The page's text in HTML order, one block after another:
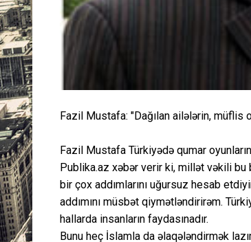
Fazil Mustafa: "Dağılan ailələrin, müflis
Fazil Mustafa Türkiyədə qumar
Publika.az xəbər verir ki, millət vəkili
bir çox addımlarını uğursuz hesab
addımını müsbət qiymətləndirirəm.
hallarda insanların faydasınadır.
Bunu heç İslamla da əlaqələndirmək